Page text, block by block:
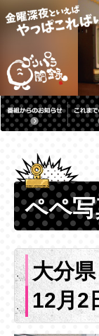
ペペ
大分
12月2